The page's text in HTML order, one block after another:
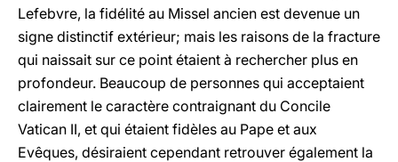
Lefebvre, la fidélité au Missel ancien est devenue un
signe distinctif extérieur; mais les raisons de la fracture
qui naissait sur ce point étaient à rechercher plus en
profondeur. Beaucoup de personnes qui acceptaient
clairement le caractère contraignant du Concile
Vatican II, et qui étaient fidèles au Pape et aux
Evêques, désiraient cependant retrouver également la